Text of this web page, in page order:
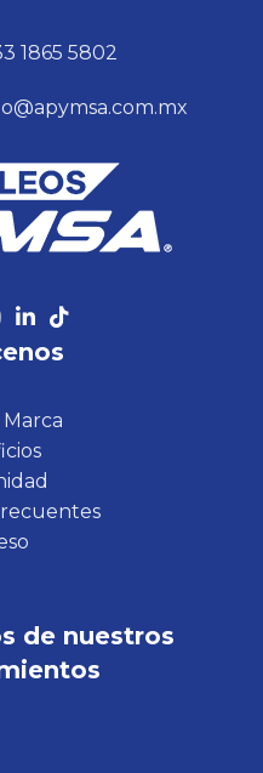
1865 5802
de nuestros